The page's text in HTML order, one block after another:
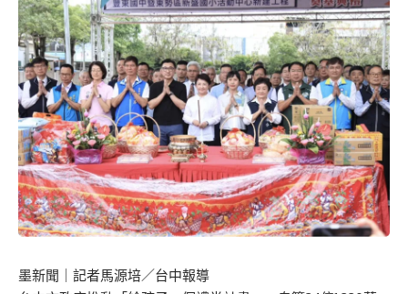
墨新聞 ｜記者馬源培／台中報導